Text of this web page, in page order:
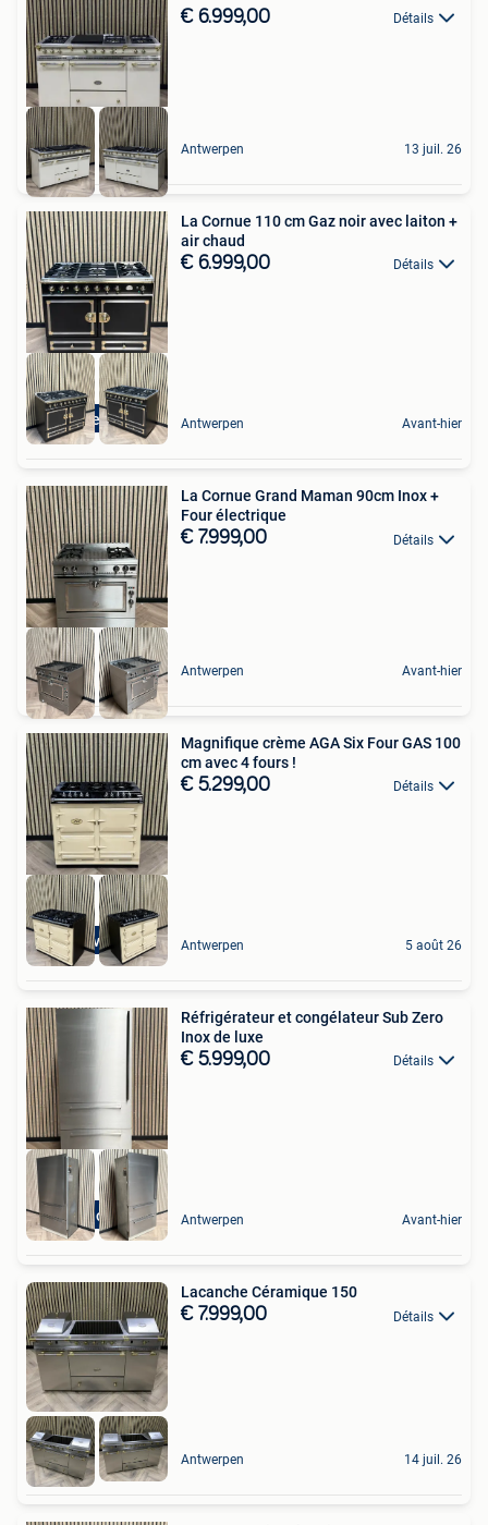
€ 6.999,00 Détails
Antwerpen 13 juil. 26
Zwart met Messing
La Cornue 110 cm Gaz noir avec laiton +
air chaud
€ 6.999,00 Détails
Antwerpen Avant-hier
La Cornue Grand Maman 90cm Inox +
Four électrique
€ 7.999,00 Détails
Antwerpen Avant-hier
4 Ovens
Magnifique crème AGA Six Four GAS 100
cm avec 4 fours !
€ 5.299,00 Détails
Antwerpen 5 août 26
Inox
Réfrigérateur et congélateur Sub Zero
Inox de luxe
€ 5.999,00 Détails
Antwerpen Avant-hier
Lacanche Céramique 150
€ 7.999,00 Détails
Antwerpen 14 juil. 26